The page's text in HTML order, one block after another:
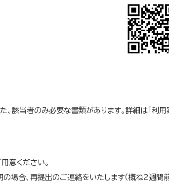
、該当者のみ必要な書類があります。詳細は「利用
意ください。
場合、再提出のご連絡をいたします（概ね2週間